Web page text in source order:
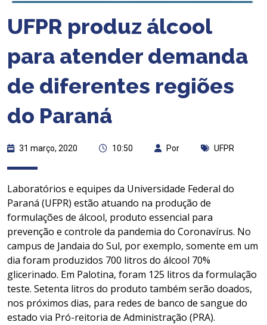
UFPR produz álcool
para atender demanda
de diferentes regiões
do Paraná
31 março, 2020 10:50 Por UFPR
Laboratórios e equipes da Universidade Federal do
Paraná (UFPR) estão atuando na produção de
formulações de álcool, produto essencial para
prevenção e controle da pandemia do Coronavírus. No
campus de Jandaia do Sul, por exemplo, somente em um
dia foram produzidos 700 litros do álcool 70%
glicerinado. Em Palotina, foram 125 litros da formulação
teste. Setenta litros do produto também serão doados,
nos próximos dias, para redes de banco de sangue do
estado via Pró-reitoria de Administração (PRA).